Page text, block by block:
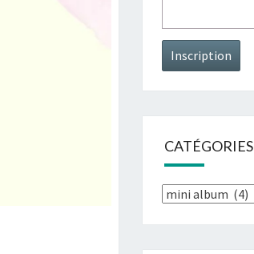
CATÉGORIES
Catégories